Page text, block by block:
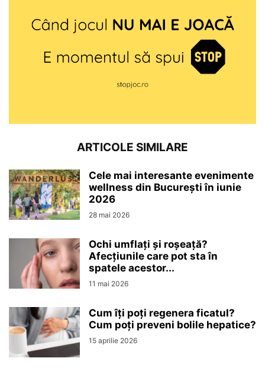
ARTICOLE SIMILARE
Cele mai interesante evenimente
wellness din București în iunie
2026
28 mai 2026
Ochi umflați și roșeață?
Afecțiunile care pot sta în
spatele acestor...
11 mai 2026
Cum îți poți regenera ficatul?
Cum poți preveni bolile hepatice?
15 aprilie 2026